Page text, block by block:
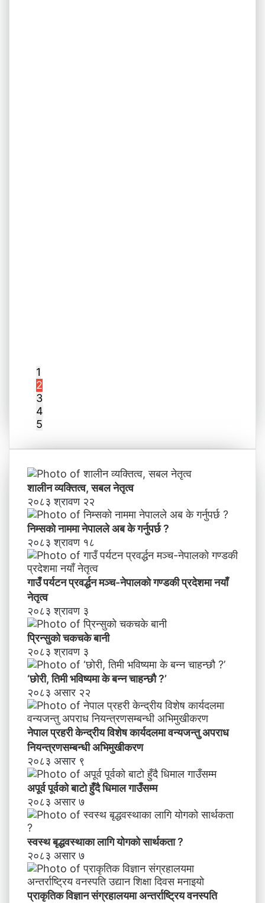
1
2
3
4
5
शालीन व्यक्तित्व, सबल नेतृत्व
२०८३ श्रावण २२
निम्सकाे नाममा नेपालले अब के गर्नुपर्छ ?
२०८३ श्रावण १८
गाउँ पर्यटन प्रवर्द्धन मञ्च-नेपालकाे गण्डकी प्रदेशमा नयाँ
नेतृत्व
२०८३ श्रावण ३
प्रिन्सुको चकचके बानी
२०८३ श्रावण ३
‘छोरी, तिमी भविष्यमा के बन्न चाहन्छौ ?’
२०८३ असार २२
नेपाल प्रहरी केन्द्रीय विशेष कार्यदलमा वन्यजन्तु अपराध
नियन्त्रणसम्बन्धी अभिमुखीकरण
२०८३ असार ९
अपूर्व पूर्वको बाटो हुँदै धिमाल गाउँसम्म
२०८३ असार ७
स्वस्थ बृद्धवस्थाका लागि योगको सार्थकता ?
२०८३ असार ७
प्राकृतिक विज्ञान संग्रहालयमा अन्तर्राष्ट्रिय वनस्पति